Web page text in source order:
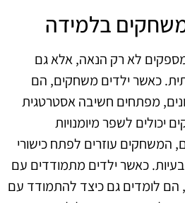
בלמידה
לא רק הנאה, אלא גם
כאשר ילדים משחקים, הם
מפתחים חשיבה אסטרטגית
יכולים לשפר מיומנויות
המשחקים עוזרים לפתח כישורי
בעיות. כאשר ילדים מתמודדים עם
לומדים גם כיצד להתמודד עם